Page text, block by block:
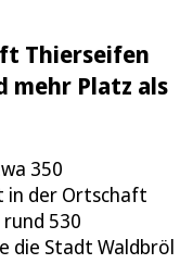
Thierseifen
mehr Platz als
350
der Ortschaft
530
die Stadt Waldbröl